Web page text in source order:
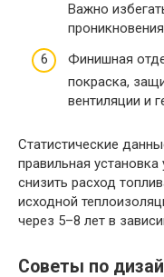
Важно
Финишная
покраска,
вентиляции и
Статистические
правильная
снизить расход
исходной
через 5–8 лет в
Советы по